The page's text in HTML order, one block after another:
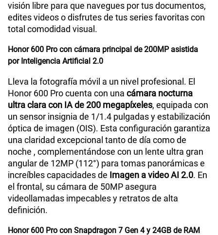
visión libre para que navegues por tus documentos,
edites videos o disfrutes de tus series favoritas con
total comodidad visual.
Honor 600 Pro con cámara principal de 200MP asistida
por Inteligencia Artificial 2.0
Lleva la fotografía móvil a un nivel profesional. El
Honor 600 Pro cuenta con una cámara nocturna
ultra clara con IA de 200 megapíxeles, equipada con
un sensor insignia de 1/1.4 pulgadas y estabilización
óptica de imagen (OIS). Esta configuración garantiza
una claridad excepcional tanto de día como de
noche , complementándose con un lente ultra gran
angular de 12MP (112°) para tomas panorámicas e
increíbles capacidades de Imagen a video AI 2.0. En
el frontal, su cámara de 50MP asegura
videollamadas impecables y retratos de alta
definición.
Honor 600 Pro con Snapdragon 7 Gen 4 y 24GB de RAM